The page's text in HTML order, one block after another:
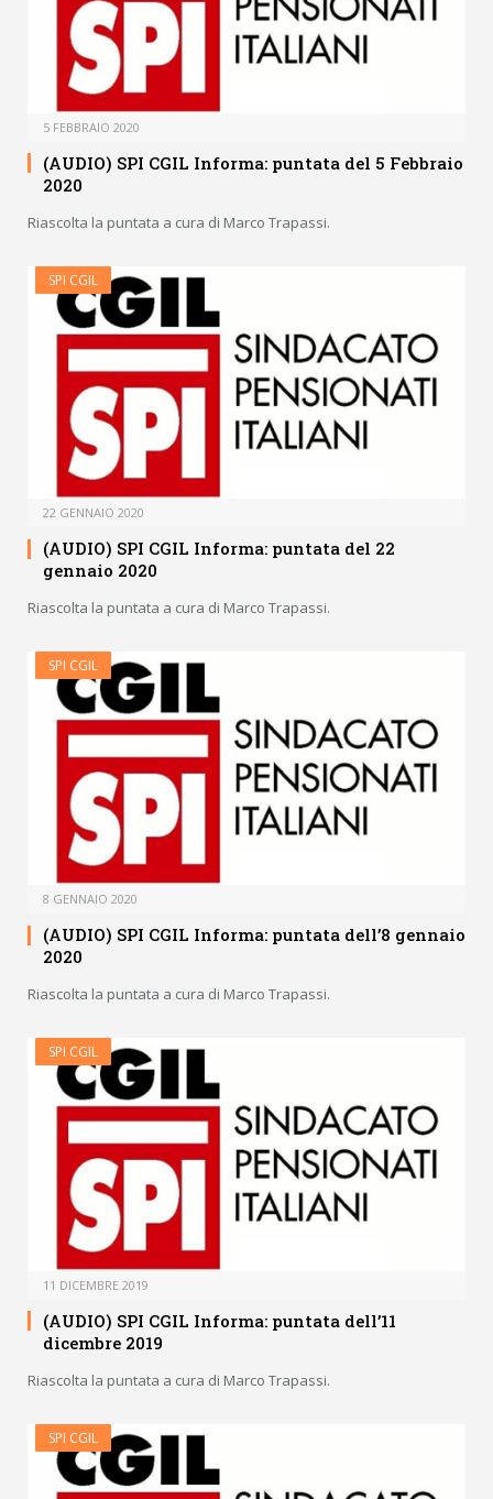
5 FEBBRAIO 2020
(AUDIO) SPI CGIL Informa: puntata del 5 Febbraio
2020
Riascolta la puntata a cura di Marco Trapassi.
SPI CGIL
22 GENNAIO 2020
(AUDIO) SPI CGIL Informa: puntata del 22
gennaio 2020
Riascolta la puntata a cura di Marco Trapassi.
SPI CGIL
8 GENNAIO 2020
(AUDIO) SPI CGIL Informa: puntata dell’8 gennaio
2020
Riascolta la puntata a cura di Marco Trapassi.
SPI CGIL
11 DICEMBRE 2019
(AUDIO) SPI CGIL Informa: puntata dell’11
dicembre 2019
Riascolta la puntata a cura di Marco Trapassi.
SPI CGIL